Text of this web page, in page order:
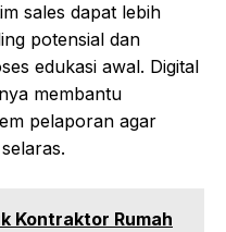
sales dapat lebih
potensial dan
edukasi awal. Digital
membantu
pelaporan agar
Kontraktor Rumah